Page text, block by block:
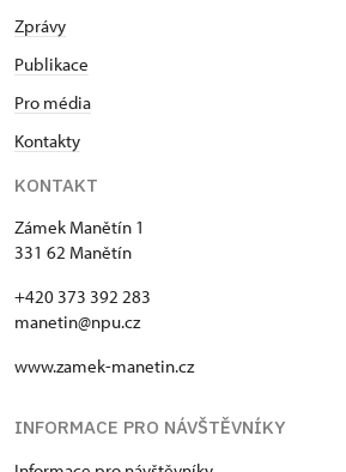
Zprávy
Publikace
Pro média
Kontakty
KONTAKT
Zámek Manětín 1
331 62 Manětín
+420 373 392 283
manetin@npu.cz
www.zamek-manetin.cz
INFORMACE PRO NÁVŠTĚVNÍKY